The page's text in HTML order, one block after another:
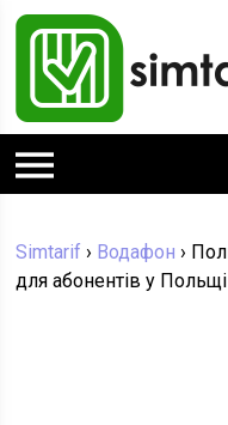
Simtarif › Водафон ›
для абонентів у Польщі